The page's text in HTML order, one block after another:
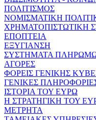
ΠΟΛΙΤΙΣΜΟΣ
ΝΟΜΙΣΜΑΤΙΚΗ
ΧΡΗΜΑΤΟΠΙΣΤΩΤΙΚΗ
ΕΠΟΠΤΕΙΑ
ΕΞΥΓΙΑΝΣΗ
ΣΥΣΤΗΜΑΤΑ
ΑΓΟΡΕΣ
ΦΟΡΕΙΣ ΓΕΝΙΚΗΣ
ΓΕΝΙΚΕΣ
ΙΣΤΟΡΙΑ ΤΟΥ ΕΥΡΩ
Η ΣΤΡΑΤΗΓΙΚΗ ΤΟΥ
ΜΕΤΡΗΤΑ